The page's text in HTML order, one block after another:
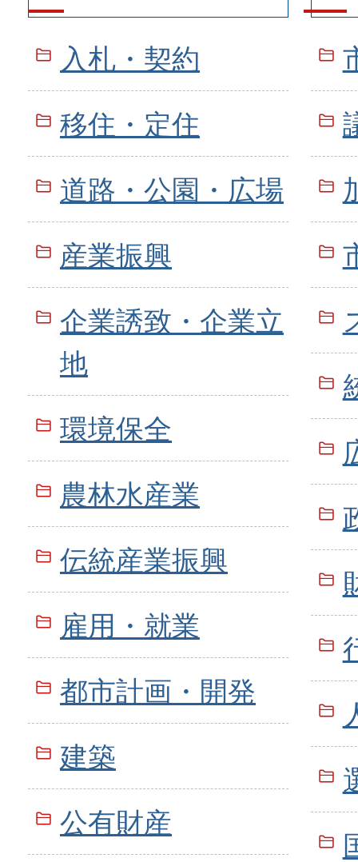
入札・契約
移住・定住
道路・公園・広場
産業振興
企業誘致・企業立
地
環境保全
農林水産業
伝統産業振興
雇用・就業
都市計画・開発
建築
公有財産